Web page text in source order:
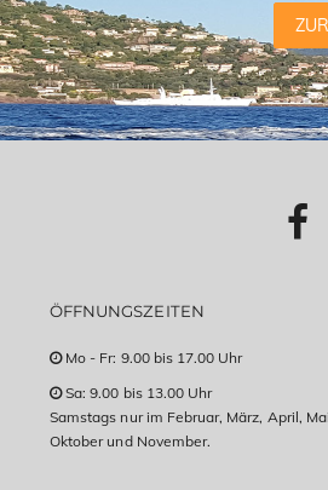
ÖFFNUNGSZEITEN
Mo - Fr: 9.00 bis 17.00 Uhr
Sa: 9.00 bis 13.00 Uhr
Samstags nur im Februar, März, April,
Oktober und November.